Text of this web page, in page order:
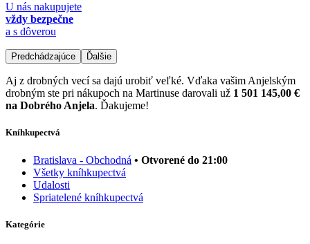
U nás nakupujete
vždy bezpečne
a s dôverou
Predchádzajúce Ďalšie
Aj z drobných vecí sa dajú urobiť veľké. Vďaka vašim Anjelským
drobným ste pri nákupoch na Martinuse darovali už 1 501 145,00 €
na Dobrého Anjela. Ďakujeme!
Kníhkupectvá
Bratislava - Obchodná • Otvorené do 21:00
Všetky kníhkupectvá
Udalosti
Spriatelené kníhkupectvá
Kategórie